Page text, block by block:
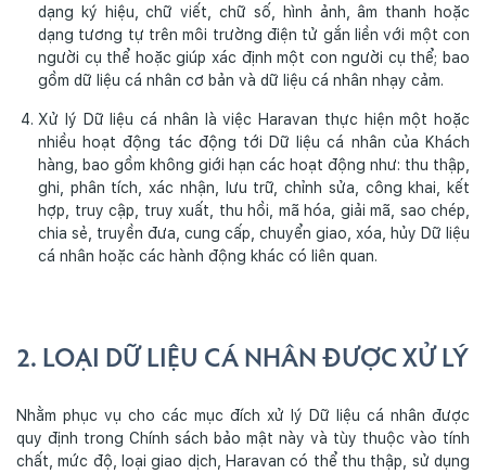
dạng ký hiệu, chữ viết, chữ số, hình ảnh, âm thanh hoặc
dạng tương tự trên môi trường điện tử gắn liền với một con
người cụ thể hoặc giúp xác định một con người cụ thể; bao
gồm dữ liệu cá nhân cơ bản và dữ liệu cá nhân nhạy cảm.
Xử lý Dữ liệu cá nhân là việc Haravan thực hiện một hoặc
nhiều hoạt động tác động tới Dữ liệu cá nhân của Khách
hàng, bao gồm không giới hạn các hoạt động như: thu thập,
ghi, phân tích, xác nhận, lưu trữ, chỉnh sửa, công khai, kết
hợp, truy cập, truy xuất, thu hồi, mã hóa, giải mã, sao chép,
chia sẻ, truyền đưa, cung cấp, chuyển giao, xóa, hủy Dữ liệu
cá nhân hoặc các hành động khác có liên quan.
2. LOẠI DỮ LIỆU CÁ NHÂN ĐƯỢC XỬ LÝ
Nhằm phục vụ cho các mục đích xử lý Dữ liệu cá nhân được
quy định trong Chính sách bảo mật này và tùy thuộc vào tính
chất, mức độ, loại giao dịch, Haravan có thể thu thập, sử dụng